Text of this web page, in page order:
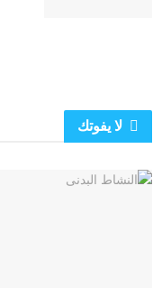
لا يفوتك